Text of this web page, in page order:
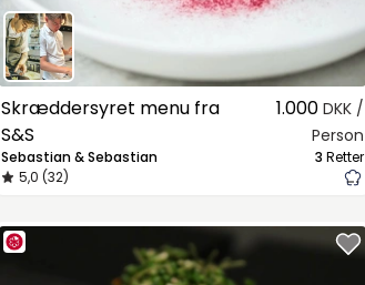
Skræddersyret menu fra
S&S
Sebastian & Sebastian
5,0 (32)
1.000 DKK /
Person
3 Retter